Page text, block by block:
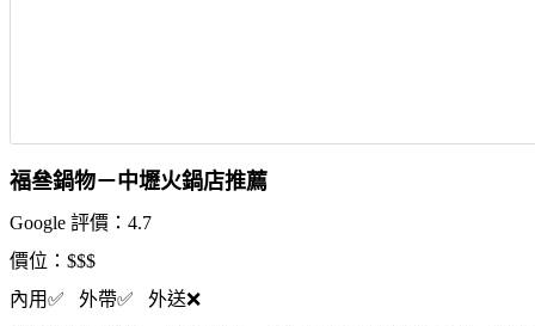
福叄鍋物－中壢火鍋店推薦
Google 評價：4.7
價位：$$$
內用✅ 外帶✅ 外送❌